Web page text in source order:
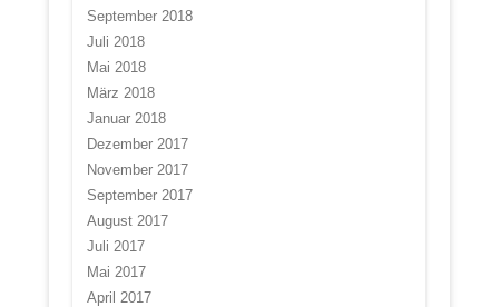
September 2018
Juli 2018
Mai 2018
März 2018
Januar 2018
Dezember 2017
November 2017
September 2017
August 2017
Juli 2017
Mai 2017
April 2017